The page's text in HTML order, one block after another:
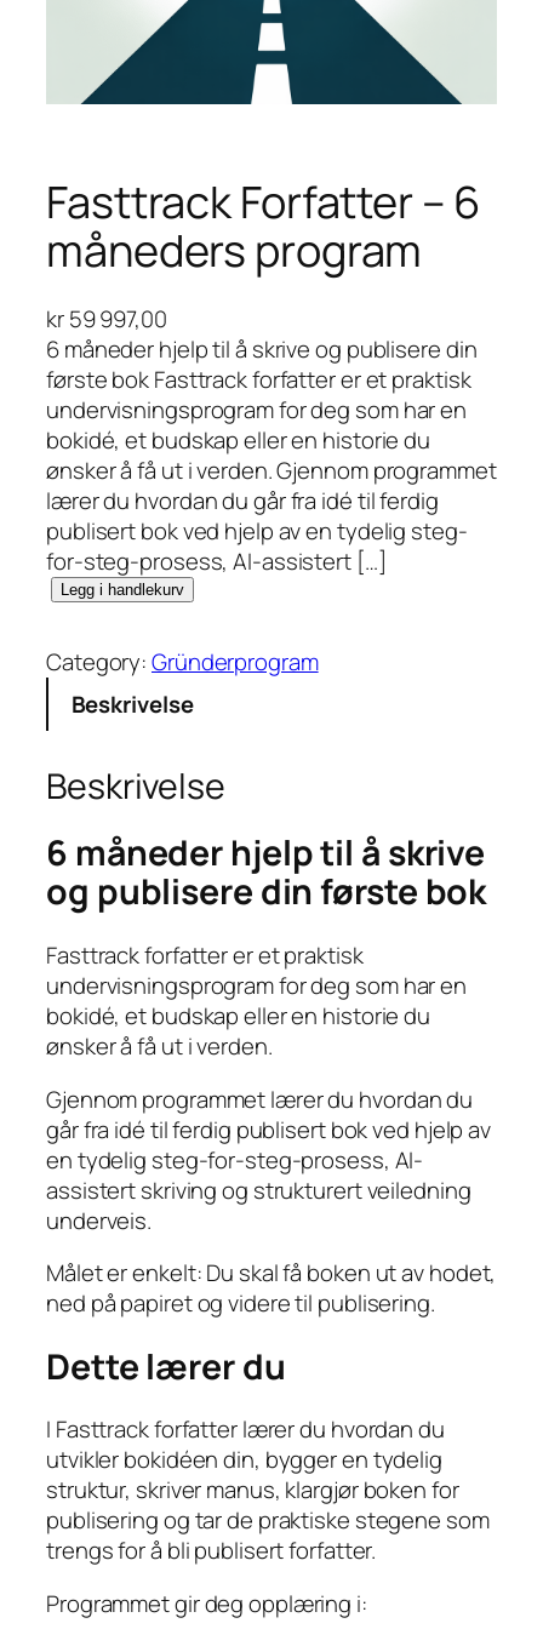
Fasttrack Forfatter – 6
måneders program
kr59 997,00
6 måneder hjelp til å skrive og publisere din
første bok Fasttrack forfatter er et praktisk
undervisningsprogram for deg som har en
bokidé, et budskap eller en historie du
ønsker å få ut i verden. Gjennom programmet
lærer du hvordan du går fra idé til ferdig
publisert bok ved hjelp av en tydelig steg-
for-steg-prosess, AI-assistert […]
F
s
t
a
c
k
F
o
f
a
t
t
r
–
6
m
å
n
e
d
e
r
p
r
o
g
r
a
m
Legg i handlekurv
Category:Gründerprogram
Beskrivelse
Beskrivelse
6 måneder hjelp til å skrive
og publisere din første bok
Fasttrack forfatter er et praktisk
undervisningsprogram for deg som har en
bokidé, et budskap eller en historie du
ønsker å få ut i verden.
Gjennom programmet lærer du hvordan du
går fra idé til ferdig publisert bok ved hjelp av
en tydelig steg-for-steg-prosess, AI-
assistert skriving og strukturert veiledning
underveis.
Målet er enkelt: Du skal få boken ut av hodet,
ned på papiret og videre til publisering.
Dette lærer du
I Fasttrack forfatter lærer du hvordan du
utvikler bokidéen din, bygger en tydelig
struktur, skriver manus, klargjør boken for
publisering og tar de praktiske stegene som
trengs for å bli publisert forfatter.
Programmet gir deg opplæring i: